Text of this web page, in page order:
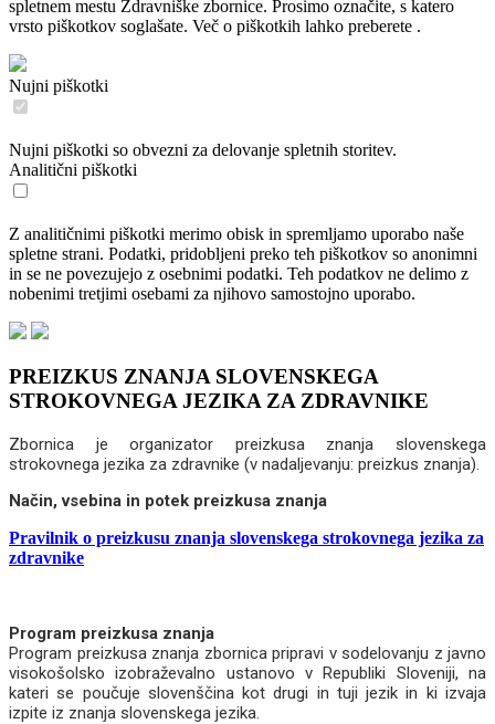
spletnem mestu Zdravniške zbornice. Prosimo označite, s katero
vrsto piškotkov soglašate. Več o piškotkih lahko preberete .
Nujni piškotki
Nujni piškotki so obvezni za delovanje spletnih storitev.
Analitični piškotki
Z analitičnimi piškotki merimo obisk in spremljamo uporabo naše
spletne strani. Podatki, pridobljeni preko teh piškotkov so anonimni
in se ne povezujejo z osebnimi podatki. Teh podatkov ne delimo z
nobenimi tretjimi osebami za njihovo samostojno uporabo.
PREIZKUS ZNANJA SLOVENSKEGA
STROKOVNEGA JEZIKA ZA ZDRAVNIKE
Zbornica je organizator preizkusa znanja slovenskega
strokovnega jezika za zdravnike (v nadaljevanju: preizkus znanja).
Način, vsebina in potek preizkusa znanja
Pravilnik o preizkusu znanja slovenskega strokovnega jezika za
zdravnike
Program preizkusa znanja
Program preizkusa znanja zbornica pripravi v sodelovanju z javno
visokošolsko izobraževalno ustanovo v Republiki Sloveniji, na
kateri se poučuje slovenščina kot drugi in tuji jezik in ki izvaja
izpite iz znanja slovenskega jezika.